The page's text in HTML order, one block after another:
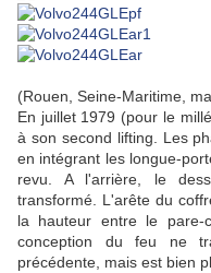
(Rouen, Seine-Maritime,
En juillet 1979 (pour le
à son second lifting. Les
en intégrant les longue-
revu. A l'arrière, le
transformé. L'arête du
la hauteur entre le
conception du feu ne
précédente, mais est bien